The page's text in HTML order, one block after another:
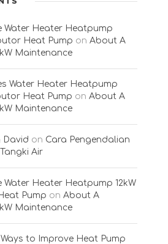
Water Heater Heatpump
Heat Pump on About A
Maintenance
Water Heater Heatpump
Heat Pump on About A
Maintenance
David on Cara Pengendalian
Air
Water Heater Heatpump 12kW
Pump on About A
Maintenance
to Improve Heat Pump